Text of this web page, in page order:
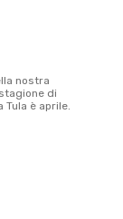
di
Tula è aprile.